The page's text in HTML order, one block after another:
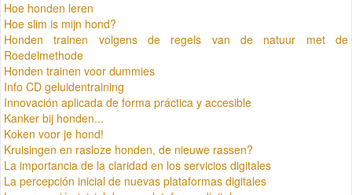
Hoe honden leren
Hoe slim is mijn hond?
Honden trainen volgens de regels van de natuur met de
Roedelmethode
Honden trainen voor dummies
Info CD geluidentraining
Innovación aplicada de forma práctica y accesible
Kanker bij honden...
Koken voor je hond!
Kruisingen en rasloze honden, de nieuwe rassen?
La importancia de la claridad en los servicios digitales
La percepción inicial de nuevas plataformas digitales